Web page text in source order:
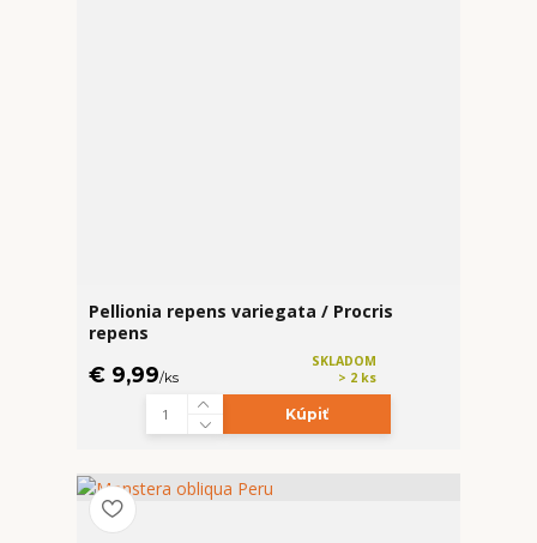
Pellionia repens variegata / Procris
repens
€ 9,99/ks
SKLADOM
> 2 ks
Kúpiť